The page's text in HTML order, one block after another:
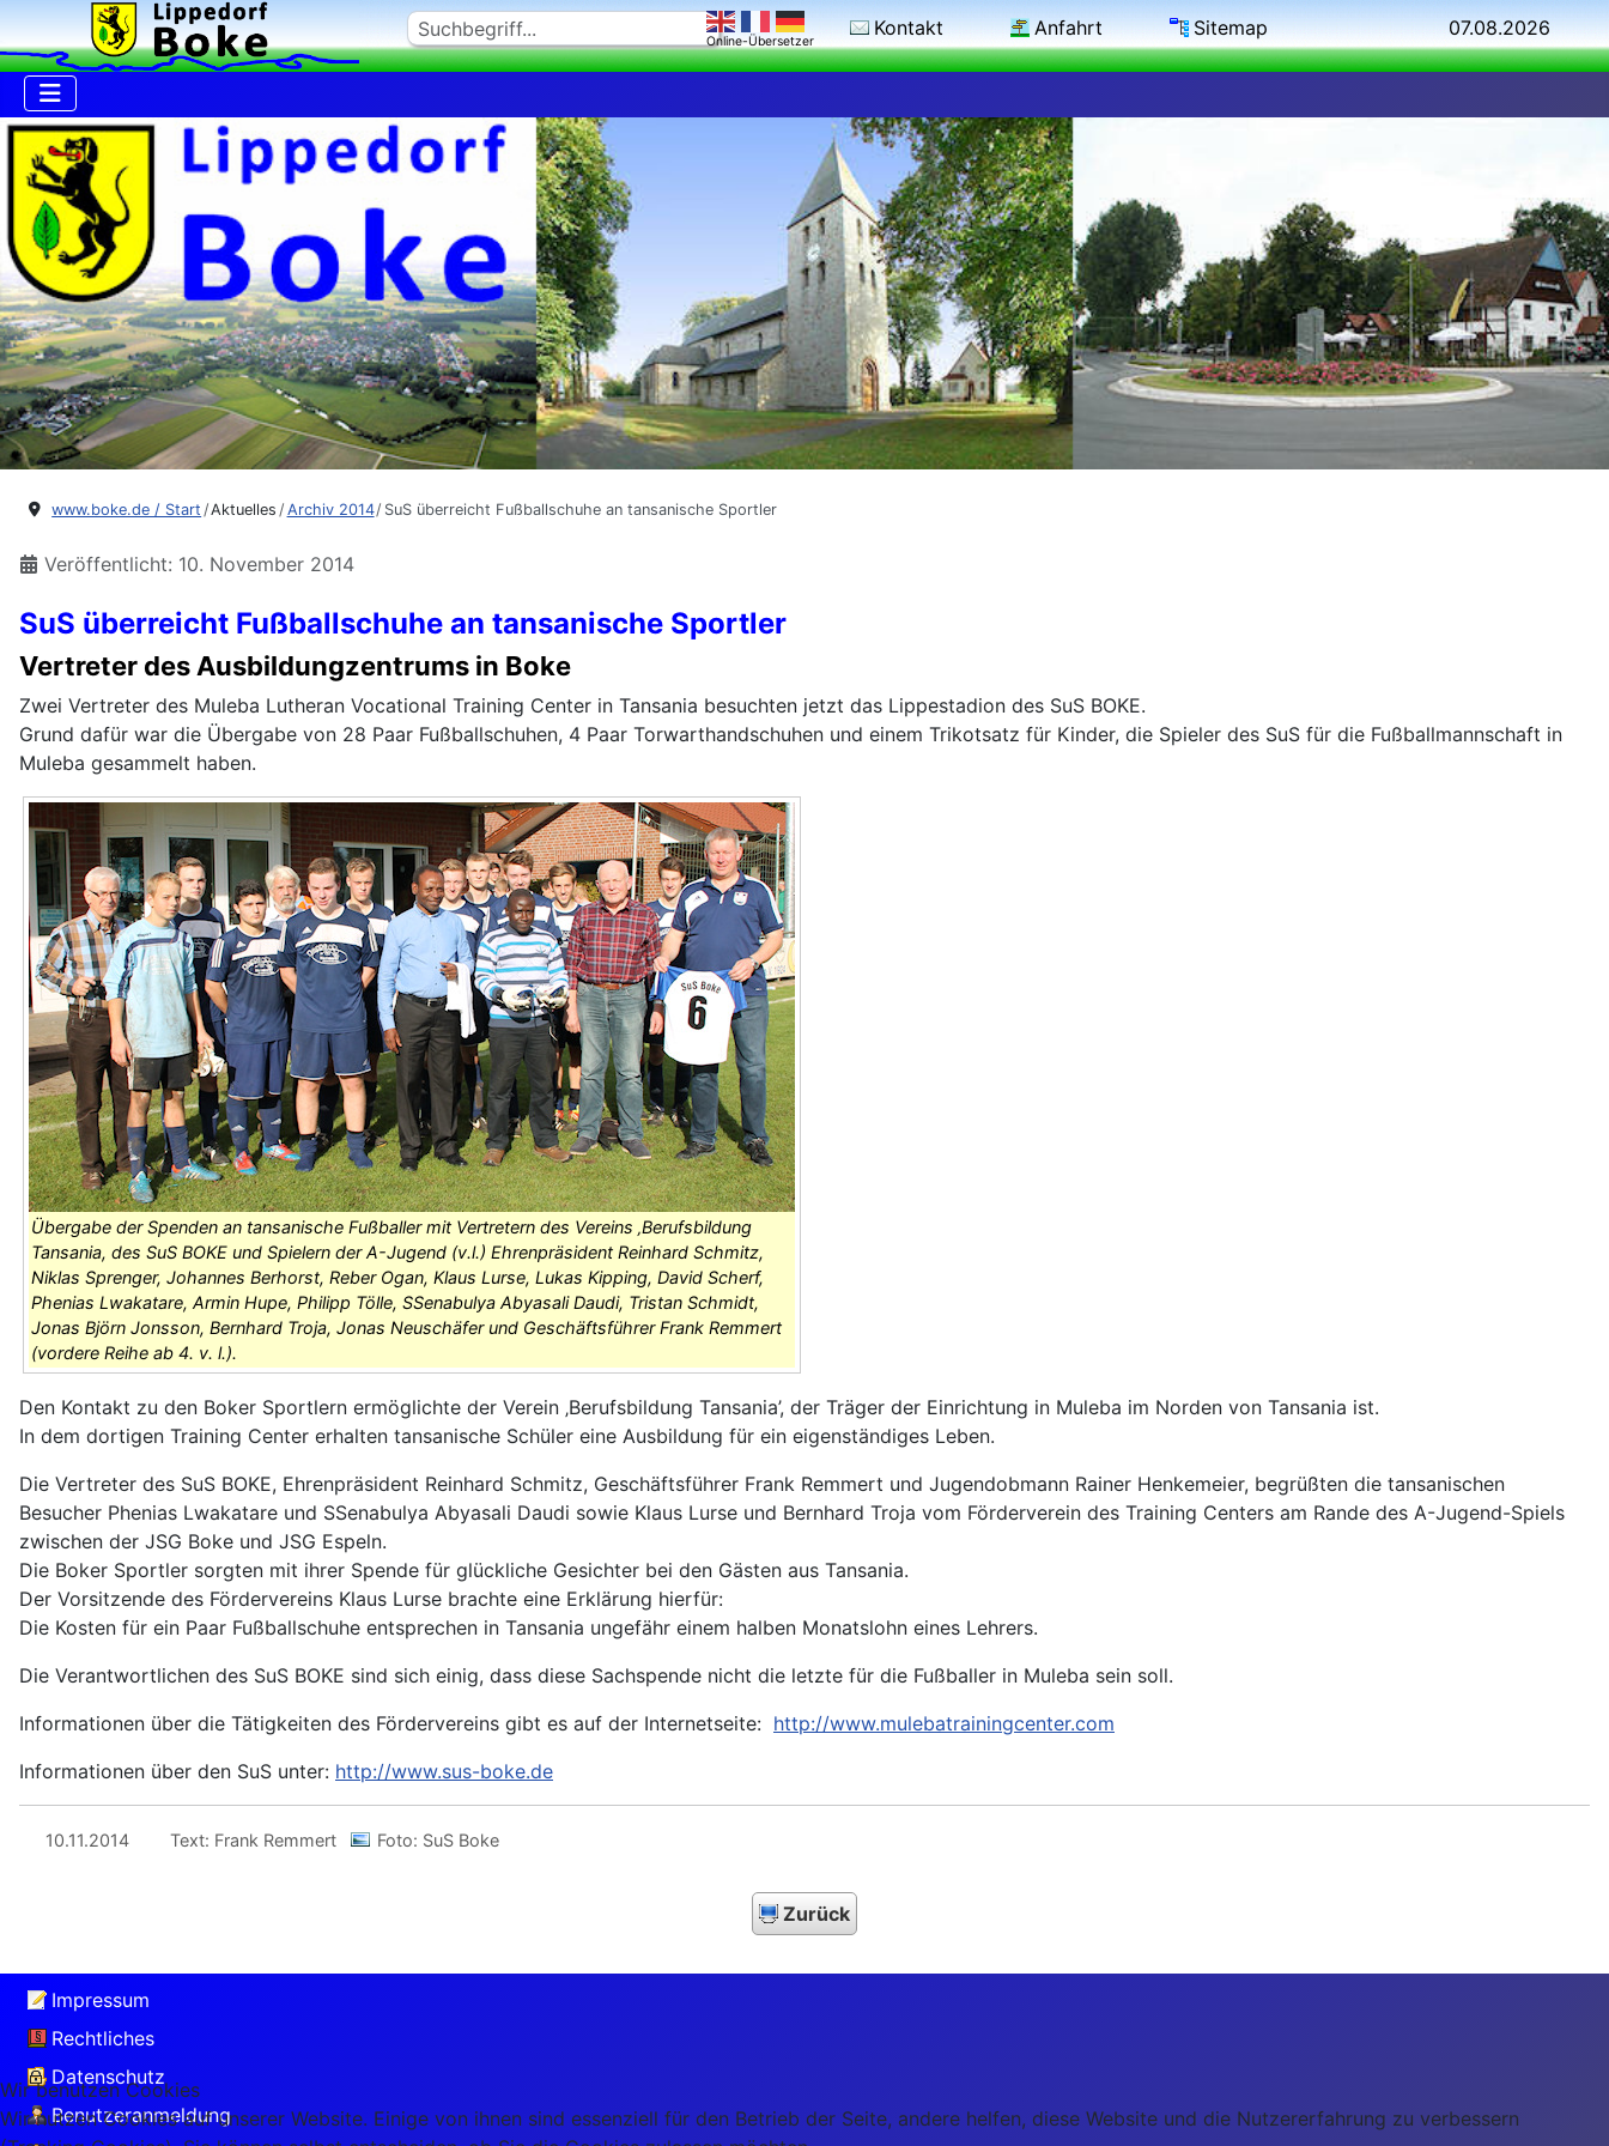
Suchen
Online-Übersetzer
Kontakt Anfahrt Sitemap 07.08.2026
www.boke.de / Start Aktuelles Archiv 2014 SuS überreicht Fußballschuhe an tansanische Sportler
SuS überreicht Fußballschuhe an tansanische Sportler
Veröffentlicht: 10. November 2014
Vertreter des Ausbildungzentrums in Boke
Zwei Vertreter des Muleba Lutheran Vocational Training Center in Tansania besuchten jetzt das Lippestadion des SuS BOKE.
Grund dafür war die Übergabe von 28 Paar Fußballschuhen, 4 Paar Torwarthandschuhen und einem Trikotsatz für Kinder, die Spieler des SuS für die Fußballmannschaft in
Muleba gesammelt haben.
Übergabe der Spenden an tansanische Fußballer mit Vertretern des Vereins ‚Berufsbildung
Tansania, des SuS BOKE und Spielern der A-Jugend (v.l.) Ehrenpräsident Reinhard Schmitz,
Niklas Sprenger, Johannes Berhorst, Reber Ogan, Klaus Lurse, Lukas Kipping, David Scherf,
Phenias Lwakatare, Armin Hupe, Philipp Tölle, SSenabulya Abyasali Daudi, Tristan Schmidt,
Jonas Björn Jonsson, Bernhard Troja, Jonas Neuschäfer und Geschäftsführer Frank Remmert
(vordere Reihe ab 4. v. l.).
Den Kontakt zu den Boker Sportlern ermöglichte der Verein ‚Berufsbildung Tansania’, der Träger der Einrichtung in Muleba im Norden von Tansania ist.
In dem dortigen Training Center erhalten tansanische Schüler eine Ausbildung für ein eigenständiges Leben.
Die Vertreter des SuS BOKE, Ehrenpräsident Reinhard Schmitz, Geschäftsführer Frank Remmert und Jugendobmann Rainer Henkemeier, begrüßten die tansanischen
Besucher Phenias Lwakatare und SSenabulya Abyasali Daudi sowie Klaus Lurse und Bernhard Troja vom Förderverein des Training Centers am Rande des A-Jugend-Spiels
zwischen der JSG Boke und JSG Espeln.
Die Boker Sportler sorgten mit ihrer Spende für glückliche Gesichter bei den Gästen aus Tansania.
Der Vorsitzende des Fördervereins Klaus Lurse brachte eine Erklärung hierfür:
Die Kosten für ein Paar Fußballschuhe entsprechen in Tansania ungefähr einem halben Monatslohn eines Lehrers.
Die Verantwortlichen des SuS BOKE sind sich einig, dass diese Sachspende nicht die letzte für die Fußballer in Muleba sein soll.
Informationen über die Tätigkeiten des Fördervereins gibt es auf der Internetseite: http://www.mulebatrainingcenter.com
Informationen über den SuS unter: http://www.sus-boke.de
10.11.2014 Text: Frank Remmert Foto: SuS Boke
Zurück
Impressum
Rechtliches
Datenschutz
Benutzeranmeldung
Wir benutzen Cookies
Wir nutzen Cookies auf unserer Website. Einige von ihnen sind essenziell für den Betrieb der Seite, andere helfen, diese Website und die Nutzererfahrung zu verbessern